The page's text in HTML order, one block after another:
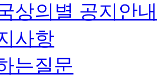
상의별 공지안내
사항
는질문